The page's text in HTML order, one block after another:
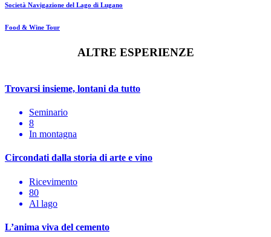
Società Navigazione del Lago di Lugano
Food & Wine Tour
ALTRE ESPERIENZE
Trovarsi insieme, lontani da tutto
Seminario
8
In montagna
Circondati dalla storia di arte e vino
Ricevimento
80
Al lago
L’anima viva del cemento